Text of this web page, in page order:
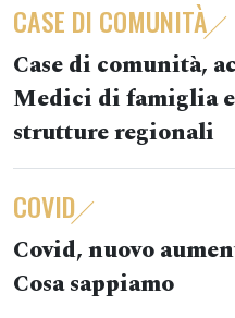
CASE DI COMUNITÀ
Case di comunità,
Medici di famiglia
strutture regionali
COVID
Covid, nuovo
Cosa sappiamo